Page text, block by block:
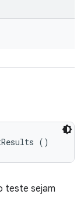
()
teste sejam